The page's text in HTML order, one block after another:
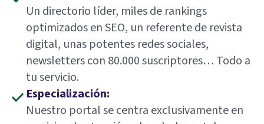
Un directorio líder, miles de rankings
optimizados en SEO, un referente de revista
digital, unas potentes redes sociales,
newsletters con 80.000 suscriptores… Todo a
tu servicio.
Especialización:
Nuestro portal se centra exclusivamente en